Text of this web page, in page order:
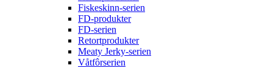
Fiskeskinn-serien
FD-produkter
FD-serien
Retortprodukter
Meaty Jerky-serien
Våtfôrserien